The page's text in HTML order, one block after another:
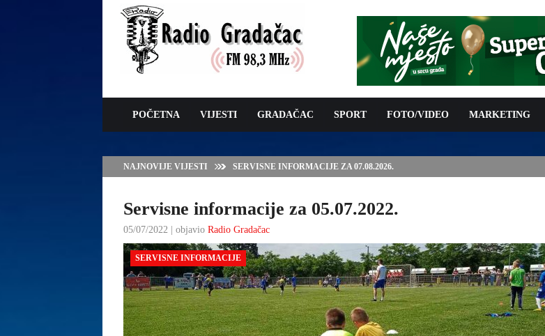
POČETNA VIJESTI GRADAČAC SPORT FOTO/VIDEO MARKETING
NAJNOVIJE VIJESTI
VLADA TK – POTPISAN UGOVOR: 6,9 MILIONA KM ZA VODOSNABDIJEVANJE
GRADAČCA
Servisne informacije za 05.07.2022.
05/07/2022 | objavio Radio Gradačac
SERVISNE INFORMACIJE